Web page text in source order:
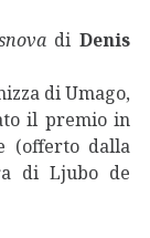
diDenis
di Umago,
il premio in
(offerto dalla
di Ljubo de